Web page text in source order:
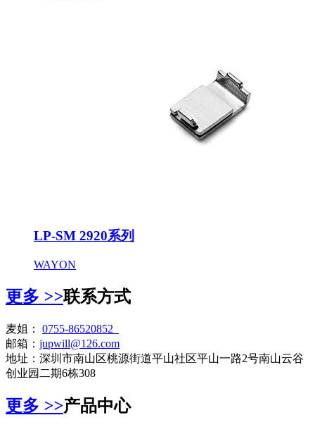
LP-SM 2920系列
WAYON
更多 >>联系方式
麦姐： 0755-86520852
邮箱： jupwill@126.com
地址：深圳市南山区桃源街道平山社区平山一路2号南山云谷
创业园二期6栋308
更多 >>产品中心